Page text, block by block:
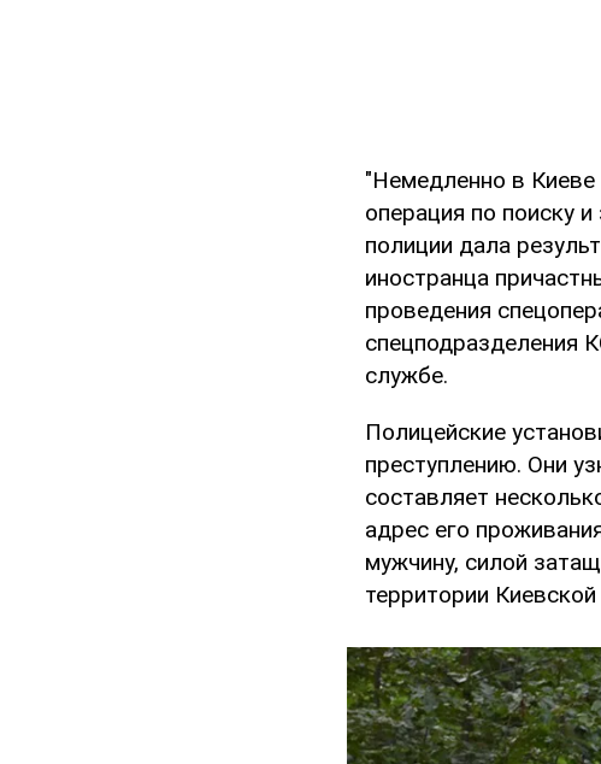
"Немедленно в Киеве
операция по поиску
полиции дала
иностранца
проведения
спецподразделения
службе.
Полицейские
преступлению. Они
составляет
адрес его
мужчину, силой
территории